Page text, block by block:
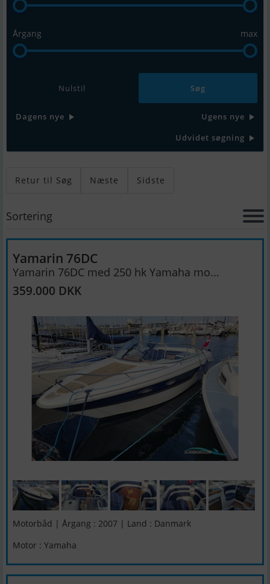
Årgang max
Nulstil
Dagens nye
Ugens nye
Udvidet søgning
Retur til Søg Næste Sidste
Sortering
Yamarin 76DC
Yamarin 76DC med 250 hk Yamaha mo...
359.000 DKK
Motorbåd | Årgang : 2007 | Land : Danmark
Motor : Yamaha